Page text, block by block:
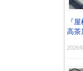
『
高
2026